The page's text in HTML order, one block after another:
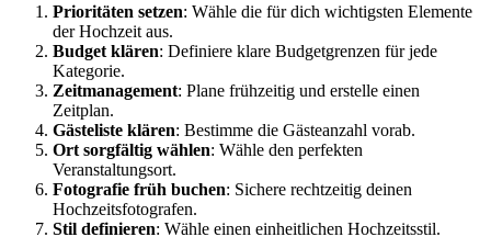
Prioritäten setzen: Wähle die für dich wichtigsten Elemente
der Hochzeit aus.
Budget klären: Definiere klare Budgetgrenzen für jede
Kategorie.
Zeitmanagement: Plane frühzeitig und erstelle einen
Zeitplan.
Gästeliste klären: Bestimme die Gästeanzahl vorab.
Ort sorgfältig wählen: Wähle den perfekten
Veranstaltungsort.
Fotografie früh buchen: Sichere rechtzeitig deinen
Hochzeitsfotografen.
Stil definieren: Wähle einen einheitlichen Hochzeitsstil.